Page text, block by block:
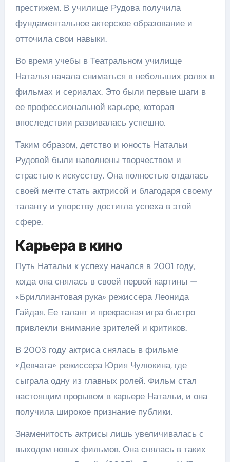
престижем. В училище Рудова получила
фундаментальное актерское образование и
отточила свои навыки.
Во время учебы в Театральном училище
Наталья начала сниматься в небольших ролях в
фильмах и сериалах. Это были первые шаги в
ее профессиональной карьере, которая
впоследствии развивалась успешно.
Таким образом, детство и юность Натальи
Рудовой были наполнены творчеством и
страстью к искусству. Она полностью отдалась
своей мечте стать актрисой и благодаря своему
таланту и упорству достигла успеха в этой
сфере.
Карьера в кино
Путь Натальи к успеху начался в 2001 году,
когда она снялась в своей первой картины —
«Бриллиантовая рука» режиссера Леонида
Гайдая. Ее талант и прекрасная игра быстро
привлекли внимание зрителей и критиков.
В 2003 году актриса снялась в фильме
«Девчата» режиссера Юрия Чулюкина, где
сыграла одну из главных ролей. Фильм стал
настоящим прорывом в карьере Натальи, и она
получила широкое признание публики.
Знаменитость актрисы лишь увеличивалась с
выходом новых фильмов. Она снялась в таких